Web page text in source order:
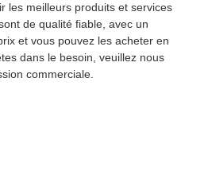
les meilleurs produits et services
de qualité fiable, avec un
et vous pouvez les acheter en
dans le besoin, veuillez nous
commerciale.